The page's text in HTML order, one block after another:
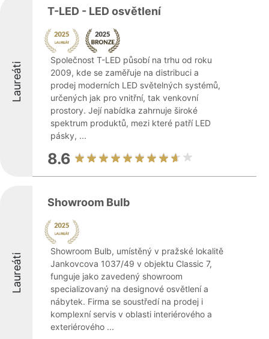
Laureáti
T-LED - LED osvětlení
Společnost T-LED působí na trhu od roku
2009, kde se zaměřuje na distribuci a
prodej moderních LED světelných systémů,
určených jak pro vnitřní, tak venkovní
prostory. Její nabídka zahrnuje široké
spektrum produktů, mezi které patří LED
pásky, ...
8.6
Laureáti
Showroom Bulb
Showroom Bulb, umístěný v pražské lokalitě
Jankovcova 1037/49 v objektu Classic 7,
funguje jako zavedený showroom
specializovaný na designové osvětlení a
nábytek. Firma se soustředí na prodej i
komplexní servis v oblasti interiérového a
exteriérového ...